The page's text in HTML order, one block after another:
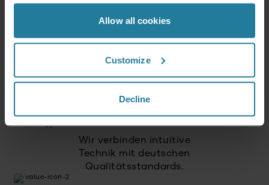
Allow all cookies
Customize
Decline
Dafür stehen wir.
Premium für Alle.
sondern ein Lifestyle, der
für alle erschwinglich ist.
Wir verbinden intuitive
Technik mit deutschen
Qualitätsstandards.